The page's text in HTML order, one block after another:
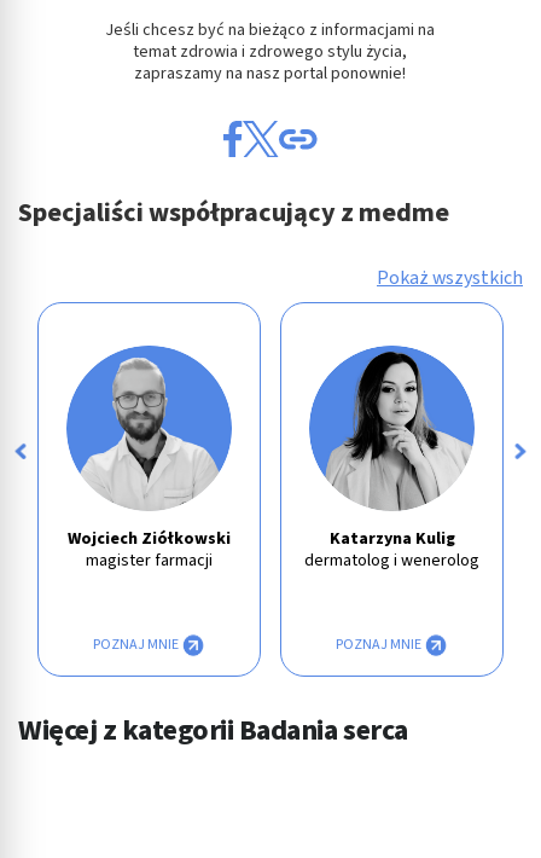
Jeśli chcesz być na bieżąco z informacjami na
temat zdrowia i zdrowego stylu życia,
zapraszamy na nasz portal ponownie!
Specjaliści współpracujący z medme
Pokaż wszystkich
Wojciech Ziółkowski
magister farmacji
POZNAJ MNIE
Katarzyna Kulig
dermatolog i wenerolog
POZNAJ MNIE
Więcej z kategorii Badania serca